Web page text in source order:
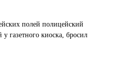
полей полицейский
газетного киоска, бросил